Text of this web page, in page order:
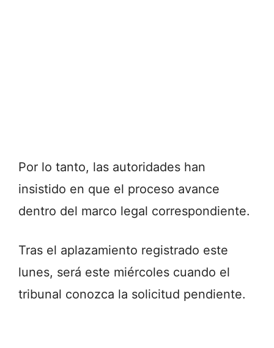
Por lo tanto, las autoridades han
insistido en que el proceso avance
dentro del marco legal correspondiente.
Tras el aplazamiento registrado este
lunes, será este miércoles cuando el
tribunal conozca la solicitud pendiente.